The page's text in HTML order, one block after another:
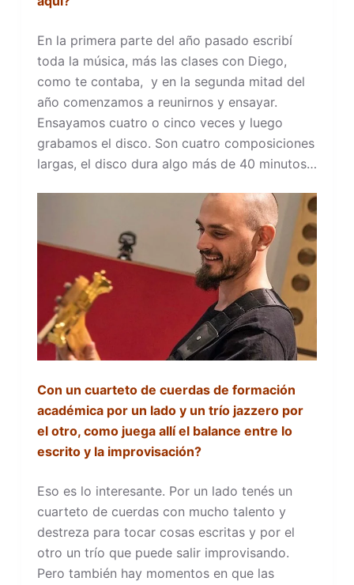
En la primera parte del año pasado escribí
toda la música, más las clases con Diego,
como te contaba, y en la segunda mitad del
año comenzamos a reunirnos y ensayar.
Ensayamos cuatro o cinco veces y luego
grabamos el disco. Son cuatro composiciones
largas, el disco dura algo más de 40 minutos…
Con un cuarteto de cuerdas de formación
académica por un lado y un trío jazzero por
el otro, como juega allí el balance entre lo
escrito y la improvisación?
Eso es lo interesante. Por un lado tenés un
cuarteto de cuerdas con mucho talento y
destreza para tocar cosas escritas y por el
otro un trío que puede salir improvisando.
Pero también hay momentos en que las